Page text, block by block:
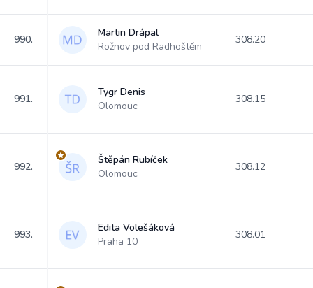
990.
Martin Drápal
Rožnov pod Radhoštěm
308.20
991.
Tygr Denis
Olomouc
308.15
992.
Štěpán Rubíček
Olomouc
308.12
993.
Edita Volešáková
Praha 10
308.01